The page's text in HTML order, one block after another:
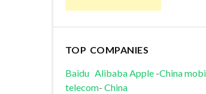
TOP COMPANIES
Baidu AlibabaApple-China
telecom- China